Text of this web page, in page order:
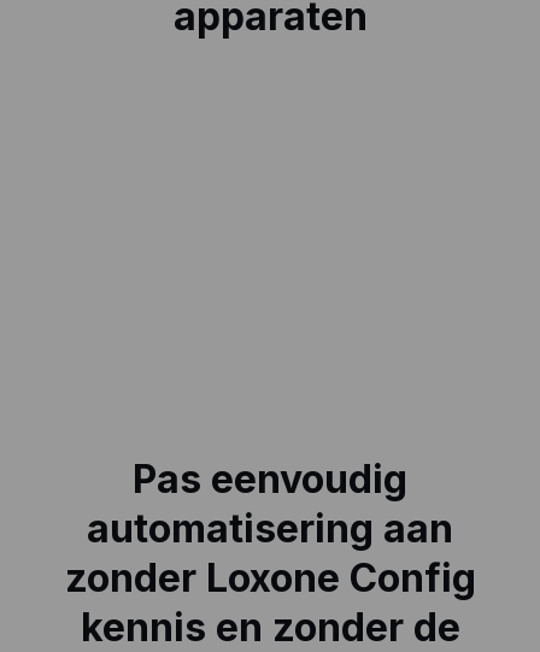
apparaten
Pas eenvoudig
automatisering aan
zonder Loxone Config
kennis en zonder de